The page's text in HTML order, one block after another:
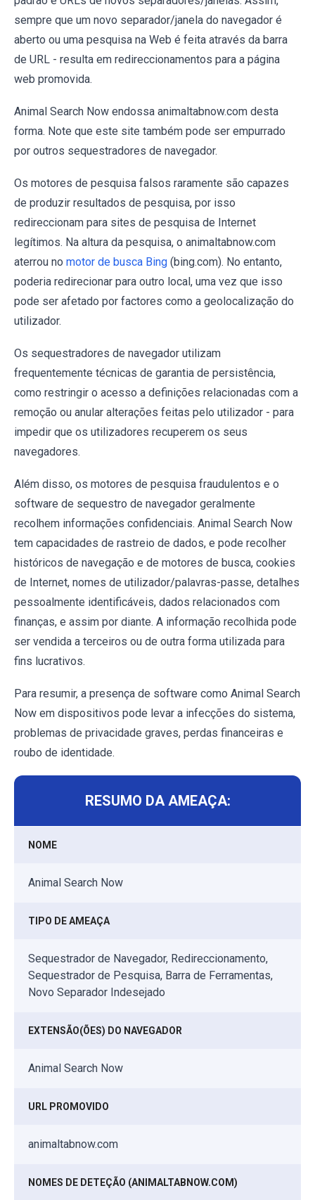
sempre que um novo separador/janela do navegador é
aberto ou uma pesquisa na Web é feita através da barra
de URL - resulta em redireccionamentos para a página
web promovida.
Animal Search Now endossa animaltabnow.com desta
forma. Note que este site também pode ser empurrado
por outros sequestradores de navegador.
Os motores de pesquisa falsos raramente são capazes
de produzir resultados de pesquisa, por isso
redireccionam para sites de pesquisa de Internet
legítimos. Na altura da pesquisa, o animaltabnow.com
aterrou no motor de busca Bing (bing.com). No entanto,
poderia redirecionar para outro local, uma vez que isso
pode ser afetado por factores como a geolocalização do
utilizador.
Os sequestradores de navegador utilizam
frequentemente técnicas de garantia de persistência,
como restringir o acesso a definições relacionadas com a
remoção ou anular alterações feitas pelo utilizador - para
impedir que os utilizadores recuperem os seus
navegadores.
Além disso, os motores de pesquisa fraudulentos e o
software de sequestro de navegador geralmente
recolhem informações confidenciais. Animal Search Now
tem capacidades de rastreio de dados, e pode recolher
históricos de navegação e de motores de busca, cookies
de Internet, nomes de utilizador/palavras-passe, detalhes
pessoalmente identificáveis, dados relacionados com
finanças, e assim por diante. A informação recolhida pode
ser vendida a terceiros ou de outra forma utilizada para
fins lucrativos.
Para resumir, a presença de software como Animal Search
Now em dispositivos pode levar a infecções do sistema,
problemas de privacidade graves, perdas financeiras e
roubo de identidade.
RESUMO DA AMEAÇA:
NOME
Animal Search Now
TIPO DE AMEAÇA
Sequestrador de Navegador, Redireccionamento,
Sequestrador de Pesquisa, Barra de Ferramentas,
Novo Separador Indesejado
EXTENSÃO(ÕES) DO NAVEGADOR
Animal Search Now
URL PROMOVIDO
animaltabnow.com
NOMES DE DETEÇÃO (ANIMALTABNOW.COM)